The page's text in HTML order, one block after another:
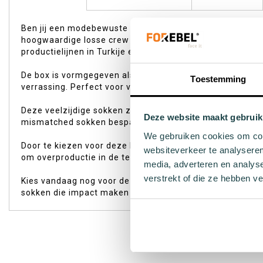
Toestemming
Deze website maakt
We gebruiken cookies om
websiteverkeer te
media, adverteren en
verstrekt of die ze hebben
afbeeldingen-
gallerij
Ben jij een modebewuste man die een positieve impact
hoogwaardige losse crew sokken — allemaal
productielijnen in Turkije en zijn ontworpen om
De box is vormgegeven als een tissuebox, waardoor je
verrassing. Perfect voor vrouwen met schoenmaat
Deze veelzijdige sokken zijn ideaal voor dagelijks
mismatched sokken bespaar je bovendien tijd — geen
Door te kiezen voor deze Mystery Box draag je actief
om overproductie in de textielindustrie te verminderen.
Kies vandaag nog voor deze unieke Mystery Box en
sokken die impact maken — ook als ze niet matchen.